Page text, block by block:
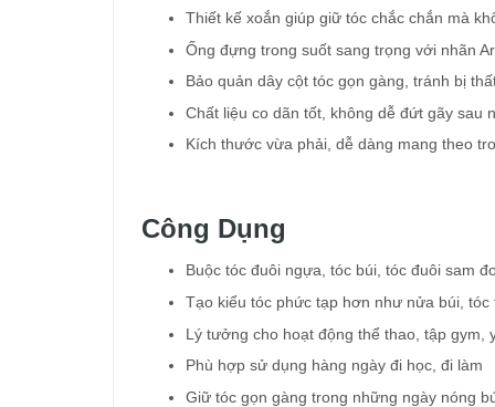
Thiết kế xoắn giúp giữ tóc chắc chắn mà
Ống đựng trong suốt sang trọng với nhãn
Bảo quản dây cột tóc gọn gàng, tránh bị
Chất liệu co dãn tốt, không dễ đứt gãy sau
Kích thước vừa phải, dễ dàng mang theo
Công Dụng
Buộc tóc đuôi ngựa, tóc búi, tóc đuôi sam
Tạo kiểu tóc phức tạp hơn như nửa búi, tóc
Lý tưởng cho hoạt động thể thao, tập gym,
Phù hợp sử dụng hàng ngày đi học, đi làm
Giữ tóc gọn gàng trong những ngày nóng